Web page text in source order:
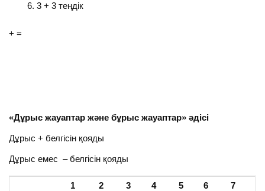
3 + 3 теңдік
+ =
«Дұрыс жауаптар және бұрыс жауаптар» әдісі
Дұрыс + белгісін қояды
Дұрыс емес – белгісін қояды
1 2 3 4 5 6
7